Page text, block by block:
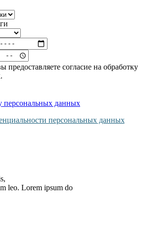
согласие на обработку
персональных данных
персональных данных
leo. Lorem ipsum do